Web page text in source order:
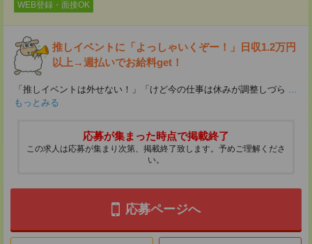
WEB登録・面接OK
推しイベントに「よっしゃいくぞー！」日収1.2万円
以上→週払いでお給料get！
「推しイベントは外せない！」「けど今の仕事は休みが調整しづら ...
もっとみる
応募が集まった時点で掲載終了
この求人は応募が集まり次第、掲載終了致します。予めご理解くださ
い。
応募ページへ